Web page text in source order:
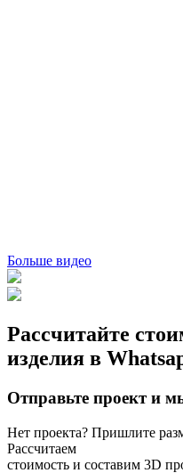
Больше видео
Рассчитайте
изделия в
Отправьте проект и
Нет проекта? Пришлите
Рассчитаем
стоимость и составим 3D